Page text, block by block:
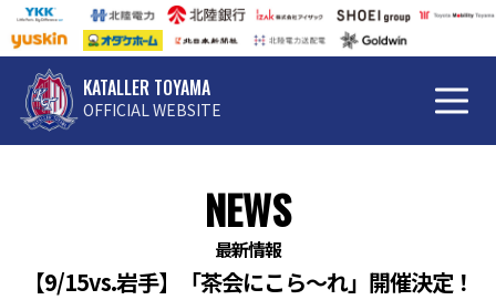
KATALLER TOYAMA
OFFICIAL WEBSITE
NEWS
最新情報
【9/15vs.岩手】「茶会にこら～れ」開催決定！